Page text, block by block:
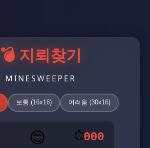
💣 지뢰찾기
MINESWEEPER
보통 (16x16) 어려움 (30x16)
😊 ⏱️000